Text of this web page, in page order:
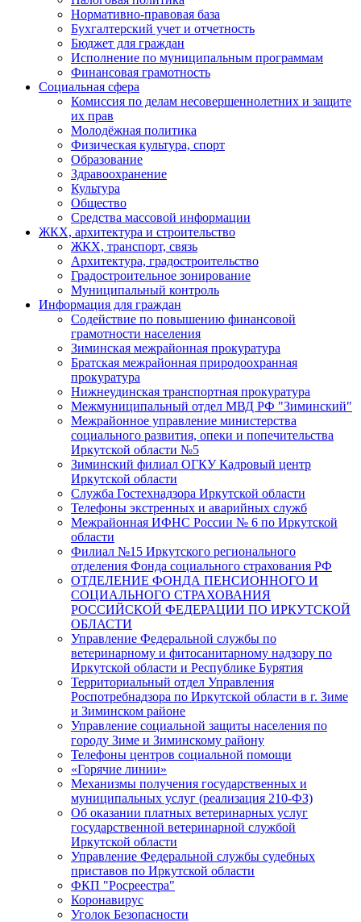
Нормативно-правовая база
Бухгалтерский учет и отчетность
Бюджет для граждан
Исполнение по муниципальным программам
Финансовая грамотность
Социальная сфера
Комиссия по делам несовершеннолетних и защите
их прав
Молодёжная политика
Физическая культура, спорт
Образование
Здравоохранение
Культура
Общество
Средства массовой информации
ЖКХ, архитектура и строительство
ЖКХ, транспорт, связь
Архитектура, градостроительство
Градостроительное зонирование
Муниципальный контроль
Информация для граждан
Содействие по повышению финансовой
грамотности населения
Зиминская межрайонная прокуратура
Братская межрайонная природоохранная
прокуратура
Нижнеудинская транспортная прокуратура
Межмуниципальный отдел МВД РФ "Зиминский"
Межрайонное управление министерства
социального развития, опеки и попечительства
Иркутской области №5
Зиминский филиал ОГКУ Кадровый центр
Иркутской области
Служба Гостехнадзора Иркутской области
Телефоны экстренных и аварийных служб
Межрайонная ИФНС России № 6 по Иркутской
области
Филиал №15 Иркутского регионального
отделения Фонда социального страхования РФ
ОТДЕЛЕНИЕ ФОНДА ПЕНСИОННОГО И
СОЦИАЛЬНОГО СТРАХОВАНИЯ
РОССИЙСКОЙ ФЕДЕРАЦИИ ПО ИРКУТСКОЙ
ОБЛАСТИ
Управление Федеральной службы по
ветеринарному и фитосанитарному надзору по
Иркутской области и Республике Бурятия
Территориальный отдел Управления
Роспотребнадзора по Иркутской области в г. Зиме
и Зиминском районе
Управление социальной защиты населения по
городу Зиме и Зиминскому району
Телефоны центров социальной помощи
«Горячие линии»
Механизмы получения государственных и
муниципальных услуг (реализация 210-ФЗ)
Об оказании платных ветеринарных услуг
государственной ветеринарной службой
Иркутской области
Управление Федеральной службы судебных
приставов по Иркутской области
ФКП "Росреестра"
Коронавирус
Уголок Безопасности